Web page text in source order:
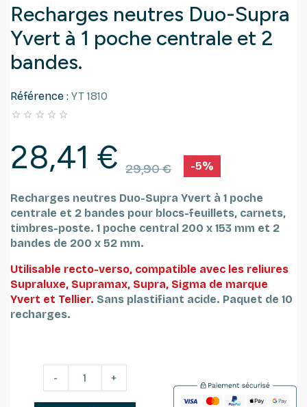
Recharges neutres Duo-Supra
Yvert à 1 poche centrale et 2
bandes.
Référence : YT 1810
    
28,41 € 29,90 € -5%
Recharges neutres Duo-Supra Yvert à 1 poche
centrale et 2 bandes pour blocs-feuillets, carnets,
timbres-poste. 1 poche central 200 x 153 mm et 2
bandes de 200 x 52 mm.
Utilisable recto-verso, compatible avec les reliures
Supraluxe, Supramax, Supra, Sigma de marque
Yvert et Tellier. Sans plastifiant acide. Paquet de 10
recharges.
- +